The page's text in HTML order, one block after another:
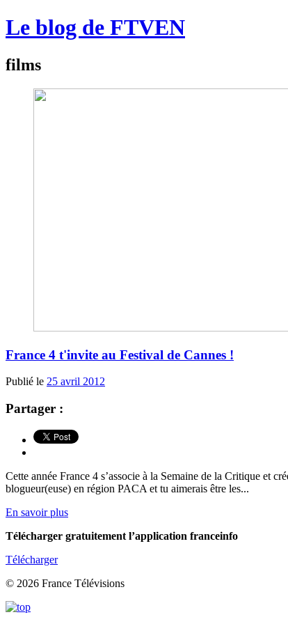
Le blog de FTVEN
films
France 4 t'invite au Festival de Cannes !
Publié le 25 avril 2012
Partager :
Cette année France 4 s’associe à la Semaine de la Critique et
blogueur(euse) en région PACA et tu aimerais être les...
En savoir plus
Télécharger gratuitement l’application franceinfo
Télécharger
© 2026 France Télévisions